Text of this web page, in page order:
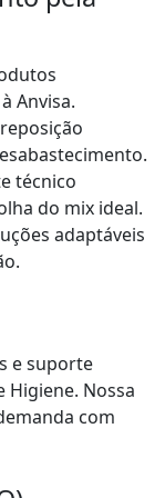
Anvisa.
reposição
técnico
do mix ideal.
adaptáveis
e suporte
Nossa
com